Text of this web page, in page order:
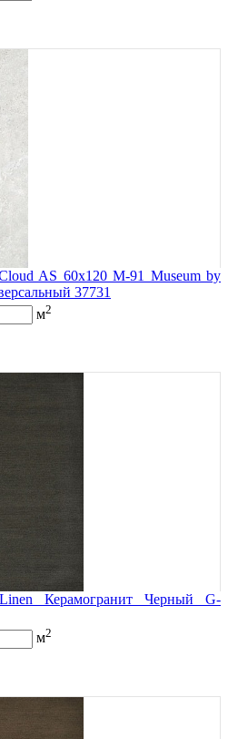
AS 60х120 M-91 Museum by
37731
м2
Керамогранит Черный G-
м2